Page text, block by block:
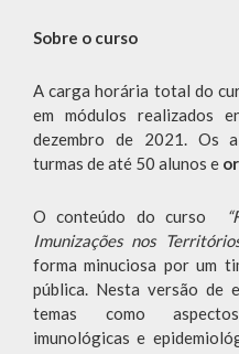
Sobre o curso
A carga horária total do
em módulos realizados
dezembro de 2021. Os
turmas de até 50 alunos e
O conteúdo do curso
Imunizações nos
forma minuciosa por um
pública. Nesta versão de
temas como
imunológicas e